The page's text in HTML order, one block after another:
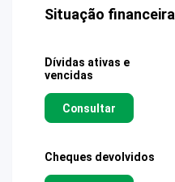
Situação financeira
Dívidas ativas e
vencidas
Consultar
Cheques devolvidos